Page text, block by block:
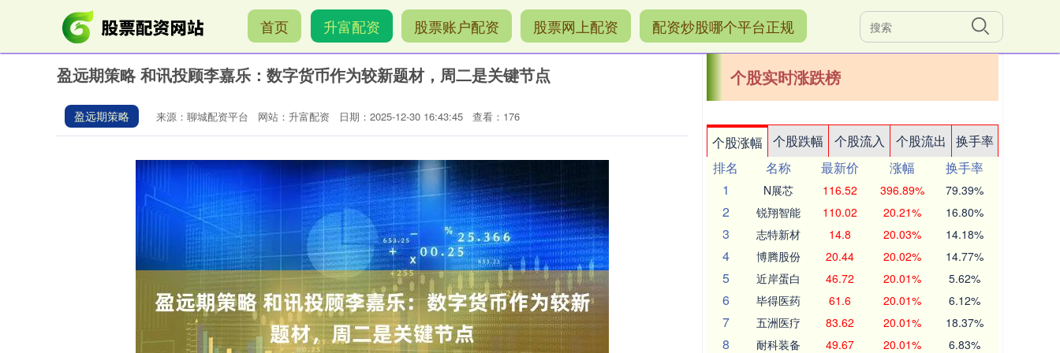
首页 升富配资 股票账户配资 股票网上配资 配资炒股哪个平台正规
盈远期策略 和讯投顾李嘉乐：数字货币作为较新题材，周二是关键节点
盈远期策略 来源：聊城配资平台 网站：升富配资 日期：2025-12-30 16:43:45 查看：176
个股实时涨跌榜
个股涨幅 个股跌幅 个股流入 个股流出
换手率
排名
名称 最新价 涨幅
换手率
1
N展芯 116.52 396.89% 79.39%
2 锐翔智能 110.02 20.21% 16.80%
3 志特新材 14.8 20.03% 14.18%
4 博腾股份 20.44 20.02% 14.77%
5 近岸蛋白 46.72 20.01% 5.62%
6 毕得医药 61.6 20.01% 6.12%
7 五洲医疗 83.62 20.01% 18.37%
8 耐科装备 49.67 20.01% 6.83%